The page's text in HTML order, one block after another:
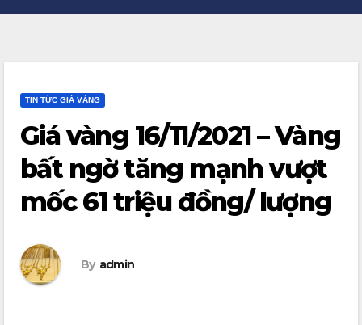
TIN TỨC GIÁ VÀNG
Giá vàng 16/11/2021 – Vàng
bất ngờ tăng mạnh vượt
mốc 61 triệu đồng/ lượng
By admin